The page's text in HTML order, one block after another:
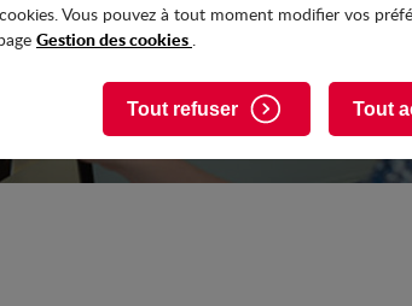
Vous pouvez à tout moment modifier vos
Gestion des cookies .
Tout refuser Tout